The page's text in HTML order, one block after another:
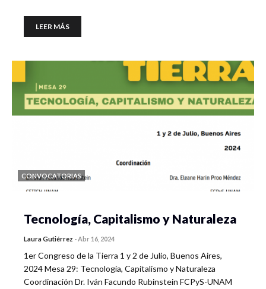
LEER MÁS
CONVOCATORIAS
Tecnología, Capitalismo y Naturaleza
Laura Gutiérrez -Abr 16, 2024
1er Congreso de la Tierra 1 y 2 de Julio, Buenos Aires,
2024 Mesa 29: Tecnología, Capitalismo y Naturaleza
Coordinación Dr. Iván Facundo Rubinstein FCPyS-UNAM